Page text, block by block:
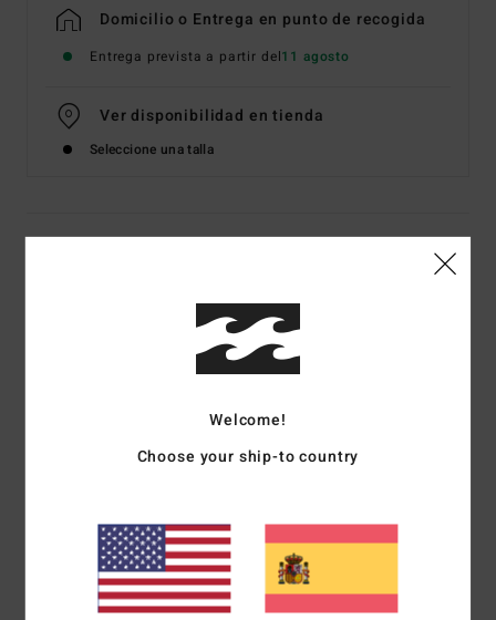
Domicilio o Entrega en punto de recogida
Entrega prevista a partir del11 agosto
Ver disponibilidad en tienda
Seleccione una talla
Falda a media pierna Azul Mujer
Código de color
Largo medio
Composición[Tejido principal] 100% viscosa
Welcome!
Choose your ship-to country